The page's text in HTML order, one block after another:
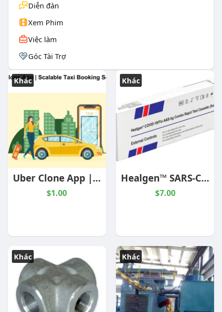
Diễn đàn
Xem Phim
Việc làm
Góc Tài Trợ
Khác
Uber Clone App | Scalable Taxi Booking Solution
$1.00
Khác
Healgen™ SARS-CoV-2/Flu A+B Rapid Antigen Test (Controls)
$7.00
Khác Khác